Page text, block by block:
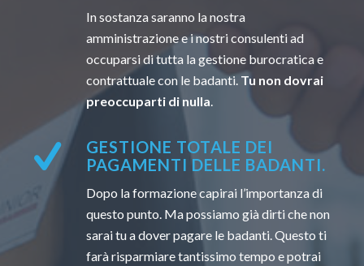
In sostanza saranno la nostra
amministrazione e i nostri consulenti ad
occuparsi di tutta la gestione burocratica e
contrattuale con le badanti. Tu non dovrai
preoccuparti di nulla.
GESTIONE TOTALE DEI
PAGAMENTI DELLE BADANTI.
Dopo la formazione capirai l’importanza di
questo punto. Ma possiamo già dirti che non
sarai tu a dover pagare le badanti. Questo ti
farà risparmiare tantissimo tempo e potrai